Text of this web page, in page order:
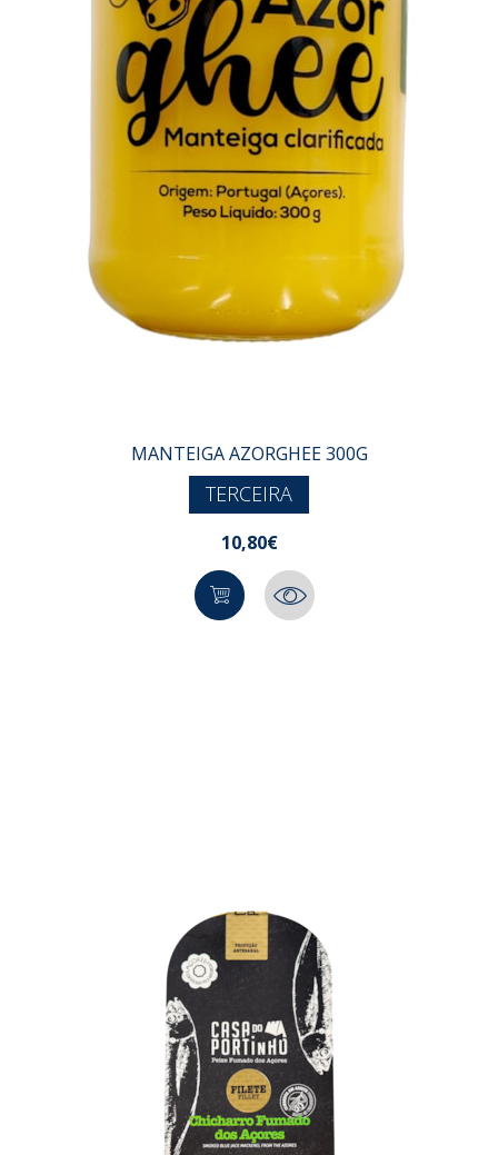
MANTEIGA AZORGHEE 300G
TERCEIRA
10,80€